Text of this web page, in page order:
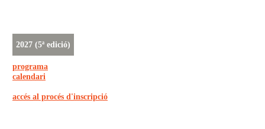
2027 (5ª edició)
programa
calendari
accés al procés d'inscripció